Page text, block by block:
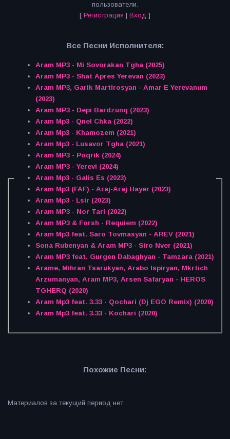
пользователи.
[ Регистрация | Вход ]
Все Песни Исполнителя:
Aram MP3 - Mi Sovorakan Tgha (2025)
Aram MP3 - Shat Apres Yerevan (2023)
Aram MP3, Garik Martirosyan - Amar E Yerevanum
(2023)
Aram MP3 - Depi Bardzunq (2023)
Aram Mp3 - Qnel Chka (2022)
Aram Mp3 - Khamozem (2021)
Aram Mp3 - Lusavor Tgha (2021)
Aram MP3 - Poqrik (2024)
Aram MP3 - Yerevi (2024)
Aram Mp3 - Galis Es (2023)
Aram Mp3 (FAF) - Araj-Araj Hayer (2023)
Aram Mp3 - Lsir (2023)
Aram MP3 - Nor Tari (2022)
Aram MP3 & Forsh - Requiem (2022)
Aram Mp3 feat. Saro Tovmasyan - AREV (2021)
Sona Rubenyan & Aram MP3 - Siro Nver (2021)
Aram MP3 feat. Gurgen Dabaghyan - Tamzara (2021)
Arame, Mihran Tsarukyan, Arabo Ispiryan, Mkrtich
Arzumanyan, Aram MP3, Arsen Safaryan - HEROS
TGHERQ (2020)
Aram Mp3 feat. 3.33 - Qochari (Dj EGO Remix) (2020)
Aram Mp3 feat. 3.33 - Kochari (2020)
Похожие Песни:
Материалов за текущий период нет.